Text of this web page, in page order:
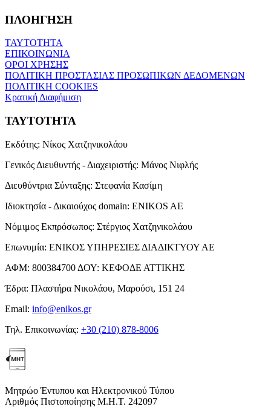
ΠΛΟΗΓΗΣΗ
ΤΑΥΤΟΤΗΤΑ
ΕΠΙΚΟΙΝΩΝΙΑ
ΟΡΟΙ ΧΡΗΣΗΣ
ΠΟΛΙΤΙΚΗ ΠΡΟΣΤΑΣΙΑΣ ΠΡΟΣΩΠΙΚΩΝ ΔΕΔΟΜΕΝΩΝ
ΠΟΛΙΤΙΚΗ COOKIES
Κρατική Διαφήμιση
ΤΑΥΤΟΤΗΤΑ
Εκδότης: Νίκος Χατζηνικολάου
Γενικός Διευθυντής - Διαχειριστής: Μάνος Νιφλής
Διευθύντρια Σύνταξης: Στεφανία Κασίμη
Ιδιοκτησία - Δικαιούχος domain: ENIKOS AE
Νόμιμος Εκπρόσωπος: Στέργιος Χατζηνικολάου
Επωνυμία: ΕΝΙΚΟΣ ΥΠΗΡΕΣΙΕΣ ΔΙΑΔΙΚΤΥΟΥ ΑΕ
ΑΦΜ: 800384700 ΔΟΥ: ΚΕΦΟΔΕ ΑΤΤΙΚΗΣ
Έδρα: Πλαστήρα Νικολάου, Μαρούσι, 151 24
Email: info@enikos.gr
Τηλ. Επικοινωνίας: +30 (210) 878-8006
Μητρώο Έντυπου και Ηλεκτρονικού Τύπου
Αριθμός Πιστοποίησης Μ.Η.Τ. 242097